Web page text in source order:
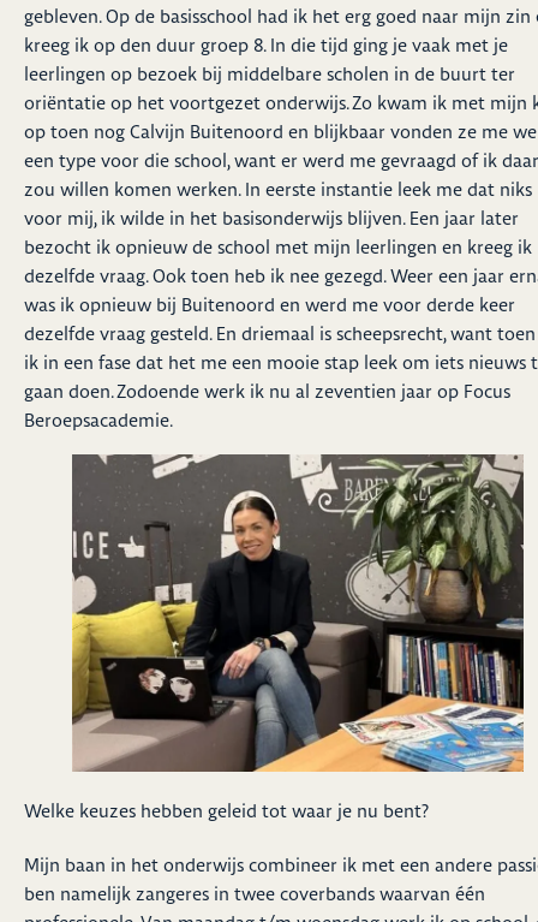
gebleven. Op de basisschool had ik het erg goed naar mijn zin
kreeg ik op den duur groep 8. In die tijd ging je vaak met je
leerlingen op bezoek bij middelbare scholen in de buurt ter
oriëntatie op het voortgezet onderwijs. Zo kwam ik met mijn
op toen nog Calvijn Buitenoord en blijkbaar vonden ze me
een type voor die school, want er werd me gevraagd of ik daar
zou willen komen werken. In eerste instantie leek me dat niks
voor mij, ik wilde in het basisonderwijs blijven. Een jaar later
bezocht ik opnieuw de school met mijn leerlingen en kreeg ik
dezelfde vraag. Ook toen heb ik nee gezegd. Weer een jaar
was ik opnieuw bij Buitenoord en werd me voor derde keer
dezelfde vraag gesteld. En driemaal is scheepsrecht, want
ik in een fase dat het me een mooie stap leek om iets nieuws
gaan doen. Zodoende werk ik nu al zeventien jaar op Focus
Beroepsacademie.
Welke keuzes hebben geleid tot waar je nu bent?
Mijn baan in het onderwijs combineer ik met een andere
ben namelijk zangeres in twee coverbands waarvan één